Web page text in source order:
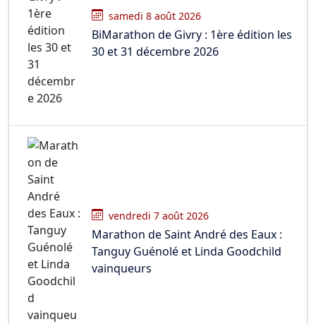
samedi 8 août 2026
BiMarathon de Givry : 1ère édition les
30 et 31 décembre 2026
vendredi 7 août 2026
Marathon de Saint André des Eaux :
Tanguy Guénolé et Linda Goodchild
vainqueurs